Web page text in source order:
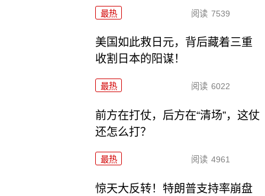
最热 阅读 7539
美国如此救日元，背后藏着三重
收割日本的阳谋！
最热 阅读 6022
前方在打仗，后方在“清场”，这仗
还怎么打？
最热 阅读 4961
惊天大反转！特朗普支持率崩盘